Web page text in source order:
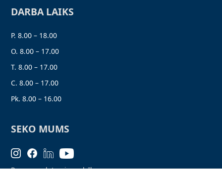
DARBA LAIKS
P. 8.00 – 18.00
O. 8.00 – 17.00
T. 8.00 – 17.00
C. 8.00 – 17.00
Pk. 8.00 – 16.00
SEKO MUMS
Personas datu aizsardzība